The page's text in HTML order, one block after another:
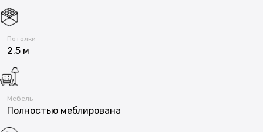
Потолки
2.5 м
Мебель
Полностью меблирована